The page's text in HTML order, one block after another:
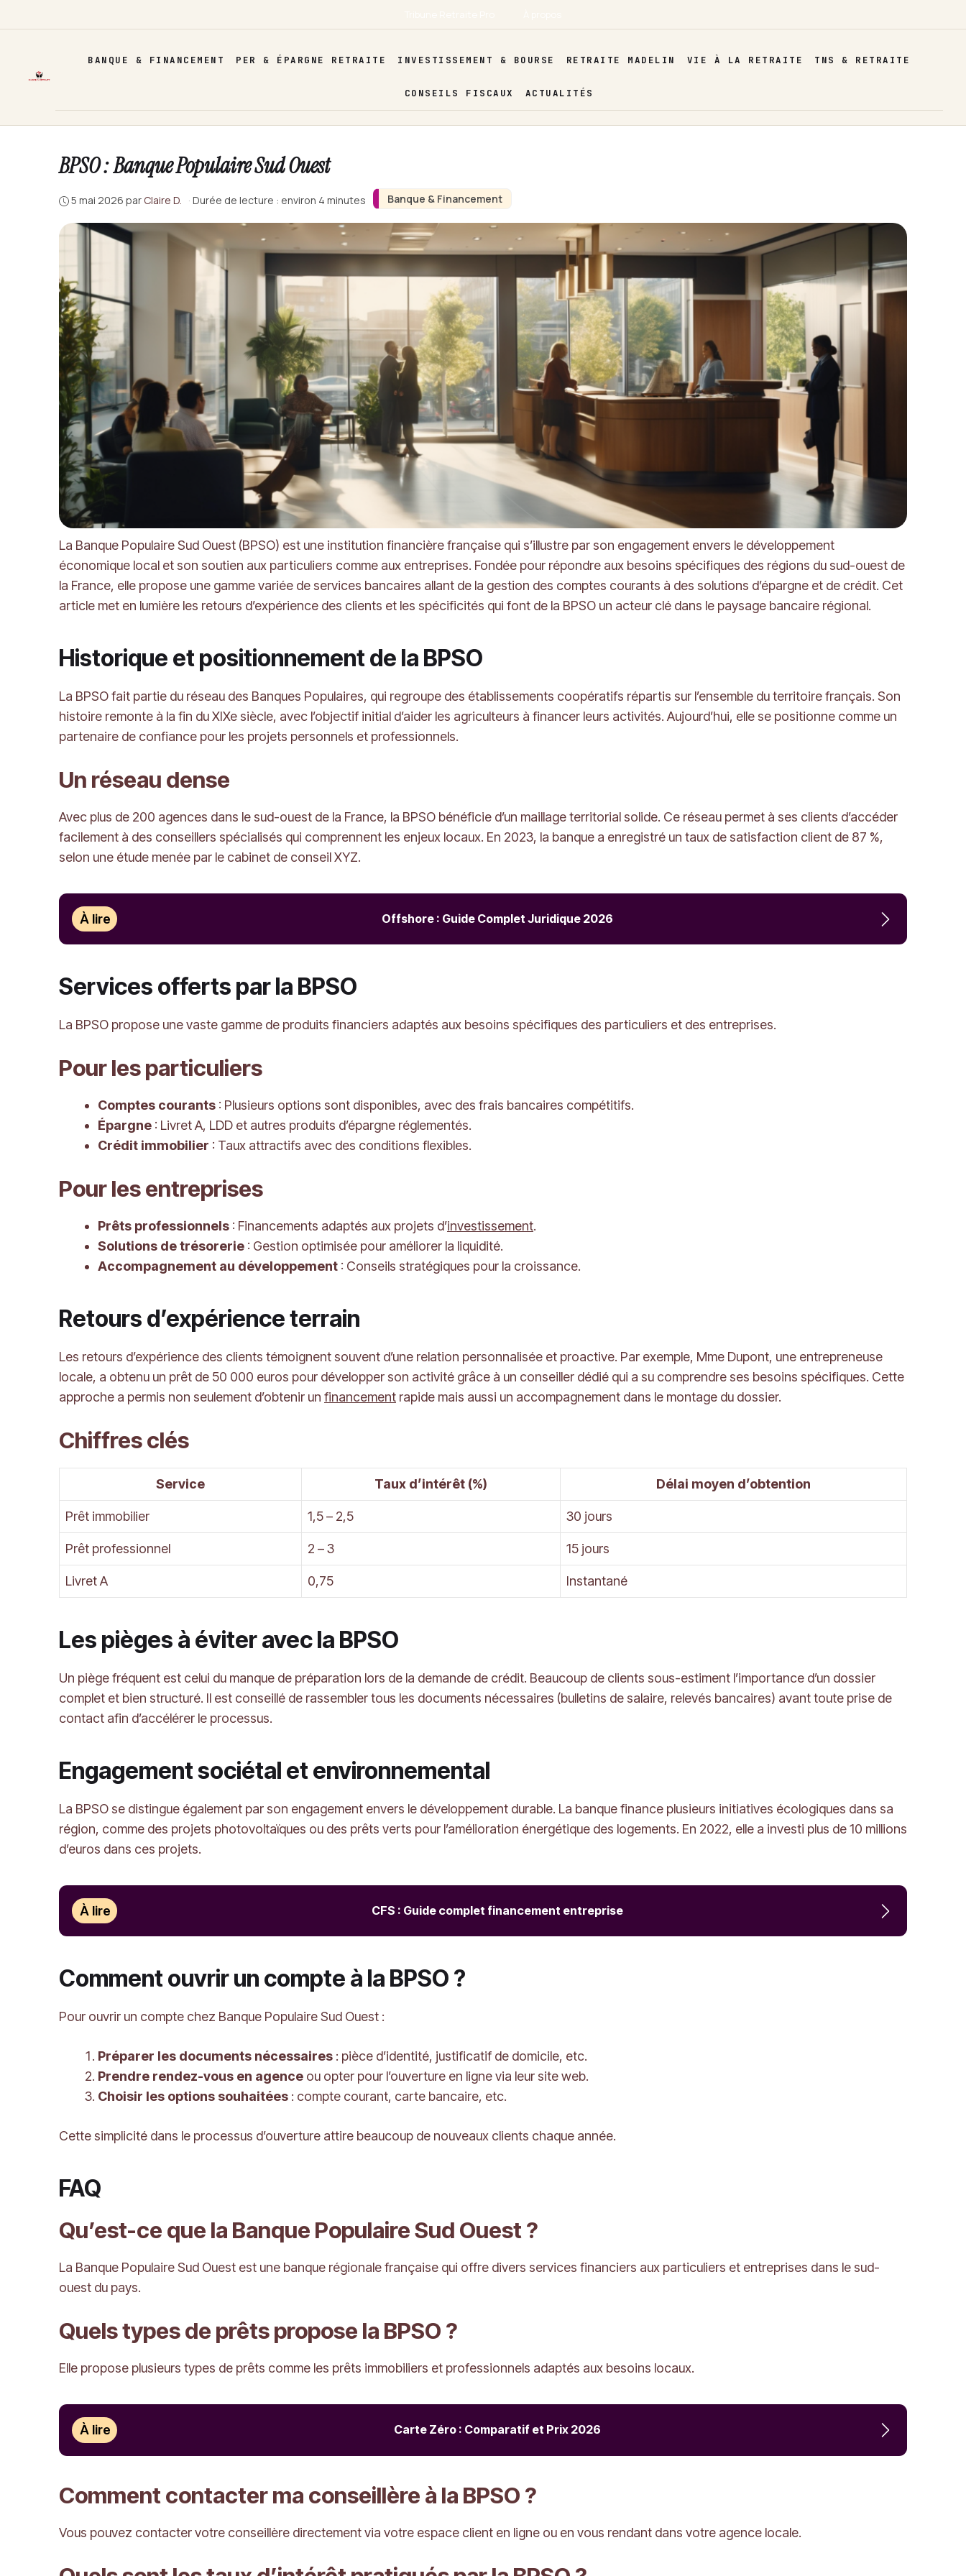
au
BANQUE & FINANCEMENT PER & ÉPARGNE RETRAITE INVESTISSEMENT & BOURSE RETRAITE MADELIN VIE À LA RETRAITE TNS & RETRAITE
CONSEILS FISCAUX ACTUALITÉS
Banque & Financement
BPSO : Banque Populaire Sud Ouest
5 mai 2026 par Claire D. · Durée de lecture : environ 4 minutes
La Banque Populaire Sud Ouest (BPSO) est une institution financière française qui s’illustre par son engagement envers le développement
économique local et son soutien aux particuliers comme aux entreprises. Fondée pour répondre aux besoins spécifiques des régions du sud-ouest de
la France, elle propose une gamme variée de services bancaires allant de la gestion des comptes courants à des solutions d’épargne et de crédit. Cet
article met en lumière les retours d’expérience des clients et les spécificités qui font de la BPSO un acteur clé dans le paysage bancaire régional.
Historique et positionnement de la BPSO
La BPSO fait partie du réseau des Banques Populaires, qui regroupe des établissements coopératifs répartis sur l’ensemble du territoire français. Son
histoire remonte à la fin du XIXe siècle, avec l’objectif initial d’aider les agriculteurs à financer leurs activités. Aujourd’hui, elle se positionne comme un
partenaire de confiance pour les projets personnels et professionnels.
Un réseau dense
Avec plus de 200 agences dans le sud-ouest de la France, la BPSO bénéficie d’un maillage territorial solide. Ce réseau permet à ses clients d’accéder
facilement à des conseillers spécialisés qui comprennent les enjeux locaux. En 2023, la banque a enregistré un taux de satisfaction client de 87 %,
selon une étude menée par le cabinet de conseil XYZ.
À lire Offshore : Guide Complet Juridique 2026
Services offerts par la BPSO
La BPSO propose une vaste gamme de produits financiers adaptés aux besoins spécifiques des particuliers et des entreprises.
Pour les particuliers
Comptes courants : Plusieurs options sont disponibles, avec des frais bancaires compétitifs.
Épargne : Livret A, LDD et autres produits d’épargne réglementés.
Crédit immobilier : Taux attractifs avec des conditions flexibles.
Pour les entreprises
Prêts professionnels : Financements adaptés aux projets d’investissement.
Solutions de trésorerie : Gestion optimisée pour améliorer la liquidité.
Accompagnement au développement : Conseils stratégiques pour la croissance.
Retours d’expérience terrain
Les retours d’expérience des clients témoignent souvent d’une relation personnalisée et proactive. Par exemple, Mme Dupont, une entrepreneuse
locale, a obtenu un prêt de 50 000 euros pour développer son activité grâce à un conseiller dédié qui a su comprendre ses besoins spécifiques. Cette
approche a permis non seulement d’obtenir un financement rapide mais aussi un accompagnement dans le montage du dossier.
Chiffres clés
Service Taux d’intérêt (%) Délai moyen d’obtention
Prêt immobilier 1,5 – 2,5 30 jours
Prêt professionnel 2 – 3 15 jours
Livret A 0,75 Instantané
Les pièges à éviter avec la BPSO
Un piège fréquent est celui du manque de préparation lors de la demande de crédit. Beaucoup de clients sous-estiment l’importance d’un dossier
complet et bien structuré. Il est conseillé de rassembler tous les documents nécessaires (bulletins de salaire, relevés bancaires) avant toute prise de
contact afin d’accélérer le processus.
Engagement sociétal et environnemental
La BPSO se distingue également par son engagement envers le développement durable. La banque finance plusieurs initiatives écologiques dans sa
région, comme des projets photovoltaïques ou des prêts verts pour l’amélioration énergétique des logements. En 2022, elle a investi plus de 10 millions
d’euros dans ces projets.
À lire CFS : Guide complet financement entreprise
Comment ouvrir un compte à la BPSO ?
Pour ouvrir un compte chez Banque Populaire Sud Ouest :
Préparer les documents nécessaires : pièce d’identité, justificatif de domicile, etc.
Prendre rendez-vous en agence ou opter pour l’ouverture en ligne via leur site web.
Choisir les options souhaitées : compte courant, carte bancaire, etc.
Cette simplicité dans le processus d’ouverture attire beaucoup de nouveaux clients chaque année.
FAQ
Qu’est-ce que la Banque Populaire Sud Ouest ?
La Banque Populaire Sud Ouest est une banque régionale française qui offre divers services financiers aux particuliers et entreprises dans le sud-
ouest du pays.
Quels types de prêts propose la BPSO ?
Elle propose plusieurs types de prêts comme les prêts immobiliers et professionnels adaptés aux besoins locaux.
À lire Carte Zéro : Comparatif et Prix 2026
Comment contacter ma conseillère à la BPSO ?
Vous pouvez contacter votre conseillère directement via votre espace client en ligne ou en vous rendant dans votre agence locale.